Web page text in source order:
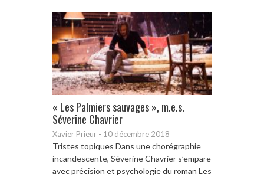
« Les Palmiers sauvages », m.e.s.
Séverine Chavrier
Xavier Prieur - 10 décembre 2018
Tristes topiques Dans une chorégraphie
incandescente, Séverine Chavrier s’empare
avec précision et psychologie du roman Les